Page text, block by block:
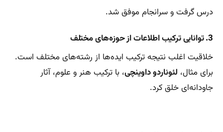
درس گرفت و سرانجام موفق شد.
3. توانایی ترکیب اطلاعات از حوزه‌های مختلف
خلاقیت اغلب نتیجه ترکیب ایده‌ها از رشته‌های مختلف است.
برای مثال، لئوناردو داوینچی، با ترکیب هنر و علوم، آثار
جاودانه‌ای خلق کرد.